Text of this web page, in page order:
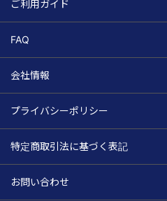
ご利用ガイド
FAQ
会社情報
プライバシーポリシー
特定商取引法に基づく表記
お問い合わせ